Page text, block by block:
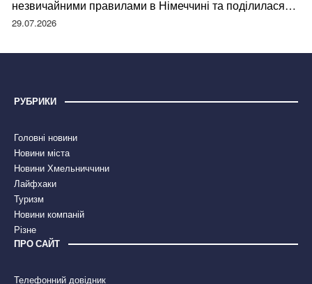
незвичайними правилами в Німеччині та поділилася
правдою
29.07.2026
РУБРИКИ
Головні новини
Новини міста
Новини Хмельниччини
Лайфхаки
Туризм
Новини компаній
Різне
ПРО САЙТ
Телефонний довідник